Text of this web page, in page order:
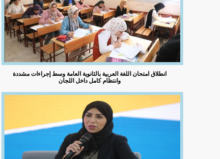
انطلاق امتحان اللغة العربية بالثانوية العامة وسط إجراءات مشددة
وانتظام كامل داخل اللجان